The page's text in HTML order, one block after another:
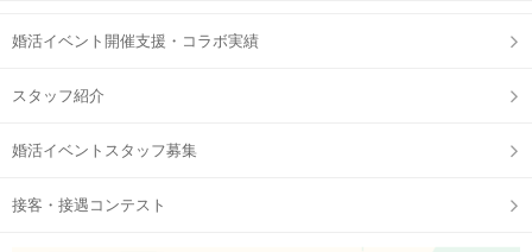
婚活イベント開催支援・コラボ実績
スタッフ紹介
婚活イベントスタッフ募集
接客・接遇コンテスト